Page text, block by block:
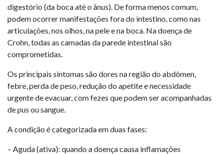
digestório (da boca até o ânus). De forma menos comum,
podem ocorrer manifestações fora do intestino, como nas
articulações, nos olhos, na pele e na boca. Na doença de
Crohn, todas as camadas da parede intestinal são
comprometidas.
Os principais sintomas são dores na região do abdômen,
febre, perda de peso, redução do apetite e necessidade
urgente de evacuar, com fezes que podem ser acompanhadas
de pus ou sangue.
A condição é categorizada em duas fases:
– Aguda (ativa): quando a doença causa inflamações